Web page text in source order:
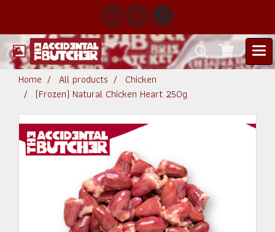
Home All products
Chicken
(Frozen) Natural Chicken Heart 250g